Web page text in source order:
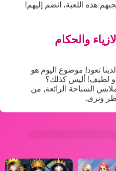
والحكام
تعود! موضوع اليوم هو
لطيف! أليس كذلك؟
السباحة الرائعة, من
ونرى.